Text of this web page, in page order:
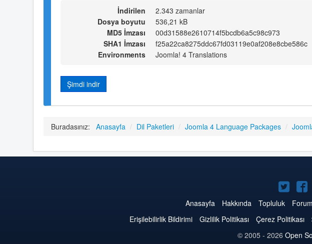
İndirilen
2.343 zamanlar
Dosya boyutu
536,21 kB
MD5 İmzası
00d31588e2610714f5bcdb6a5c98c973
SHA1 İmzası
f25a22ca8275ddc67fd03119e0af208e8cbe586c
Environments
Joomla! 4 Translations
Şimdi indir
Buradasınız: Anasayfa / Dil Paketleri / Joomla 4 Language Packages /
Anasayfa Hakkında Topluluk Forum
Erişilebilirlik Bildirimi
Gizlilik Politikası Çerez Politikası
© 2005 - 2026 Open